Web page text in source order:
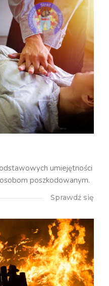
umiejętności
poszkodowanym.
Sprawdź się